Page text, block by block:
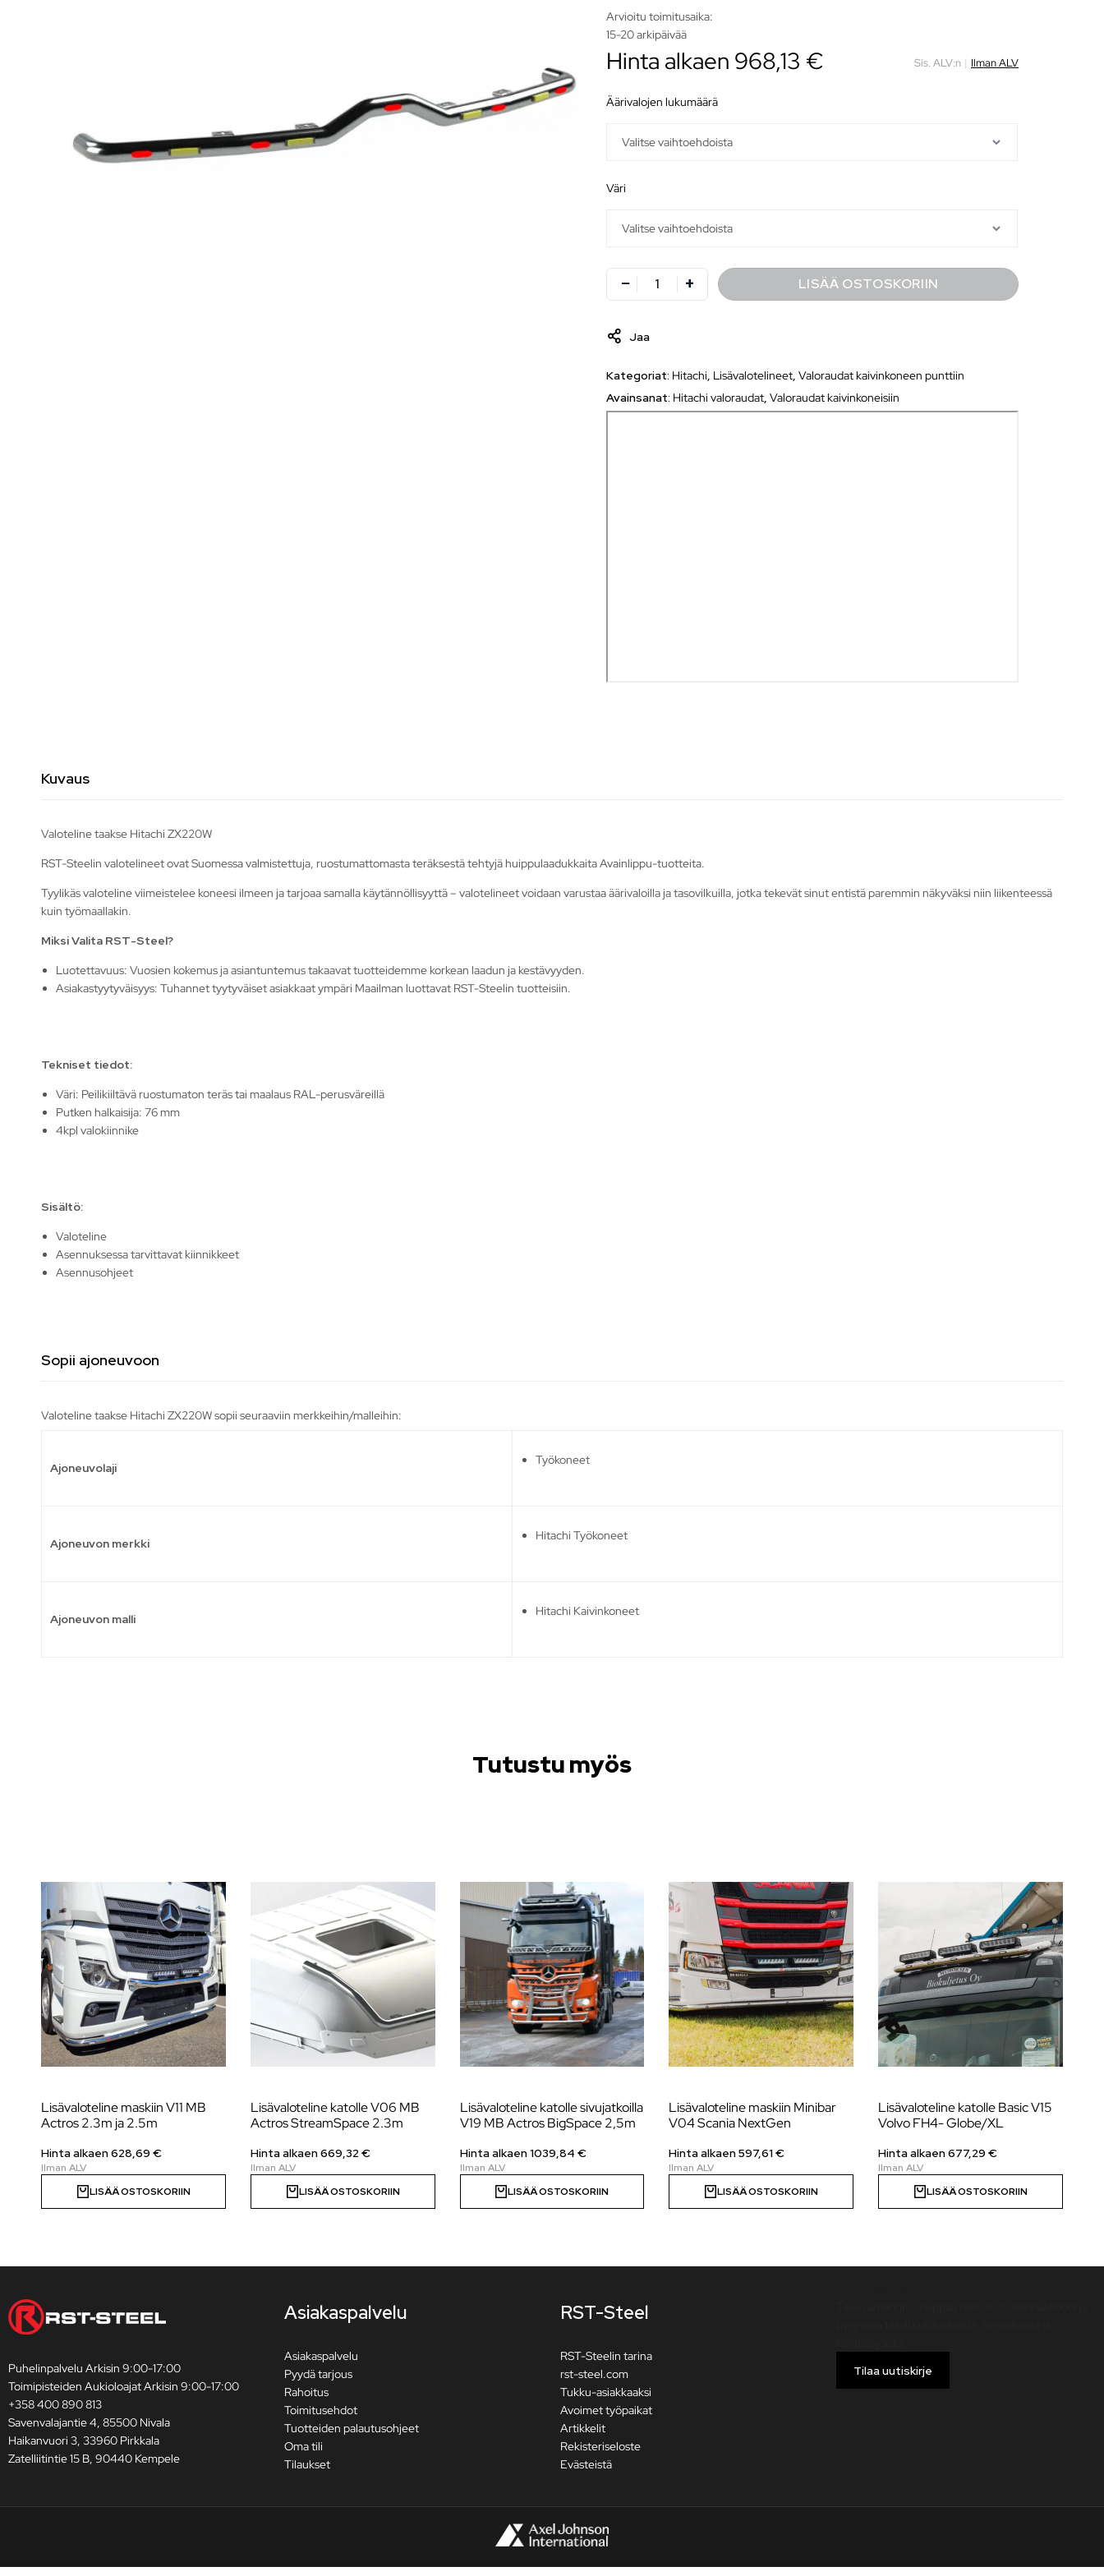
Arvioitu toimitusaika:
15-20 arkipäivää
Hinta alkaen 968,13 € Sis. ALV:n | Ilman ALV
äärivalojen lukumäärä
väri
LISÄÄ OSTOSKORIIN
Jaa
Kategoriat: Hitachi Lisävalotelineet ,Valoraudat kaivinkoneen punttiin
Avainsanat: Hitachi valoraudat ,Valoraudat kaivinkoneisiin
Kuvaus
Valoteline taakse Hitachi ZX220W
RST-Steelin valotelineet ovat Suomessa valmistettuja, ruostumattomasta teräksestä tehtyjä huippulaadukkaita Avainlippu-tuotteita.
Tyylikäs valoteline viimeistelee koneesi ilmeen ja tarjoaa samalla käytännöllisyyttä – valotelineet voidaan varustaa äärivaloilla ja tasovilkuilla, jotka tekevät sinut entistä paremmin näkyväksi niin liikenteessä
kuin työmaallakin.
Miksi Valita RST-Steel?
Luotettavuus: Vuosien kokemus ja asiantuntemus takaavat tuotteidemme korkean laadun ja kestävyyden.
Asiakastyytyväisyys: Tuhannet tyytyväiset asiakkaat ympäri Maailman luottavat RST-Steelin tuotteisiin.
Tekniset tiedot:
Väri: Peilikiiltävä ruostumaton teräs tai maalaus RAL-perusväreillä
Putken halkaisija: 76 mm
4kpl valokiinnike
Sisältö:
Valoteline
Asennuksessa tarvittavat kiinnikkeet
Asennusohjeet
Sopii ajoneuvoon
Valoteline taakse Hitachi ZX220W sopii seuraaviin merkkeihin/malleihin:
Ajoneuvolaji
Työkoneet
Ajoneuvon merkki
Hitachi Työkoneet
Ajoneuvon malli
Hitachi Kaivinkoneet
Tutustu myös
Lisävaloteline maskiin V11 MB
Actros 2.3m ja 2.5m
Hinta alkaen628,69 €
LISÄÄ OSTOSKORIIN
Lisävaloteline katolle V06 MB
Actros StreamSpace 2.3m
Hinta alkaen669,32€
LISÄÄ OSTOSKORIIN
Lisävaloteline katolle sivujatkoilla
V19 MB Actros BigSpace 2,5m
Hinta alkaen1039,84 €
LISÄÄ OSTOSKORIIN
Lisävaloteline maskiin Minibar
V04 Scania NextGen
Hinta alkaen597,61€
LISÄÄ OSTOSKORIIN
Lisävaloteline katolle Basic V15
Volvo FH4- Globe/XL
Hinta alkaen677,29€
LISÄÄ OSTOSKORIIN
Puhelinpalvelu Arkisin 9:00-17:00
Toimipisteiden Aukioloajat Arkisin 9:00-17:00
+358 400 890 813
Savenvalajantie 4, 85500 Nivala
Haikanvuori 3, 33960 Pirkkala
Zatelliitintie 15 B, 90440 Kempele
Asiakaspalvelu
Asiakaspalvelu
Pyydä tarjous
Rahoitus
Toimitusehdot
Tuotteiden palautusohjeet
Oma tili
Tilaukset
RST-Steel
RST-Steelin tarina
rst-steel.com
Tukku-asiakkaaksi
Avoimet työpaikat
Artikkelit
Rekisteriseloste
Evästeistä
Tilaa uutiskirje